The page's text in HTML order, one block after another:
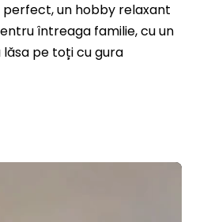
perfect, un hobby relaxant
întreaga familie, cu un
pe toți cu gura